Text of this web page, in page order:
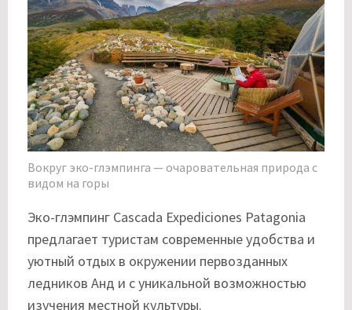
Вокруг эко-глэмпинга — очаровательная природа с
видом на горы
Эко-глэмпинг Cascada Expediciones Patagonia
предлагает туристам современные удобства и
уютный отдых в окружении первозданных
ледников Анд и с уникальной возможностью
изучения местной культуры.